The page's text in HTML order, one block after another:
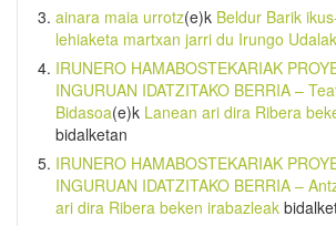
ainara maia urrotz(e)k Beldur Barik
lehiaketa martxan jarri du Irungo Udalak
IRUNERO HAMABOSTEKARIAK
INGURUAN IDATZITAKO BERRIA –
Bidasoa(e)k Lanean ari dira Ribera
bidalketan
IRUNERO HAMABOSTEKARIAK
INGURUAN IDATZITAKO BERRIA –
ari dira Ribera beken irabazleak